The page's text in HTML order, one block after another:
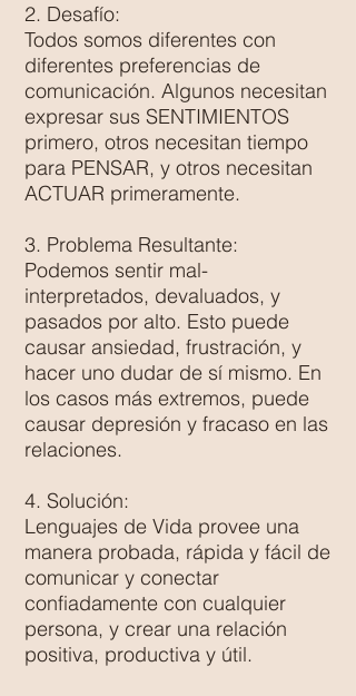
2. Desafío:
Todos somos diferentes con
diferentes preferencias de
comunicación. Algunos necesitan
expresar sus SENTIMIENTOS
primero, otros necesitan tiempo
para PENSAR, y otros necesitan
ACTUAR primeramente.
3. Problema Resultante:
Podemos sentir mal-
interpretados, devaluados, y
pasados por alto. Esto puede
causar ansiedad, frustración, y
hacer uno dudar de sí mismo. En
los casos más extremos, puede
causar depresión y fracaso en las
relaciones.
4. Solución:
Lenguajes de Vida provee una
manera probada, rápida y fácil de
comunicar y conectar
confiadamente con cualquier
persona, y crear una relación
positiva, productiva y útil.